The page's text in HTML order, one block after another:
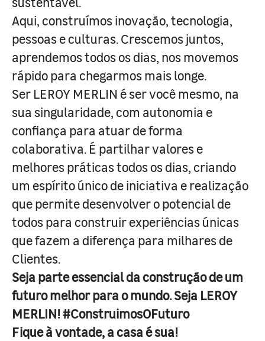
Aqui, construímos inovação, tecnologia,
pessoas e culturas. Crescemos juntos,
aprendemos todos os dias, nos movemos
rápido para chegarmos mais longe.
Ser LEROY MERLIN é ser você mesmo, na
sua singularidade, com autonomia e
confiança para atuar de forma
colaborativa. É partilhar valores e
melhores práticas todos os dias, criando
um espírito único de iniciativa e realização
que permite desenvolver o potencial de
todos para construir experiências únicas
que fazem a diferença para milhares de
Clientes.
Seja parte essencial da construção de um
futuro melhor para o mundo. Seja LEROY
MERLIN! #ConstruimosOFuturo
Fique à vontade, a casa é sua!